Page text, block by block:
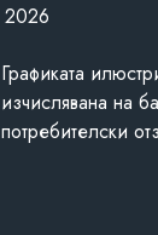
2026
Графиката
изчислявана на
потребителски